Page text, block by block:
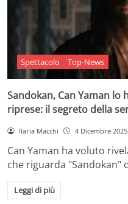
Spettacolo Top-News
Sandokan, Can Yaman
riprese: il segreto della
Ilaria Macchi 4 Dicembre 2025
Can Yaman ha voluto
che riguarda "Sandokan"
Leggi di più